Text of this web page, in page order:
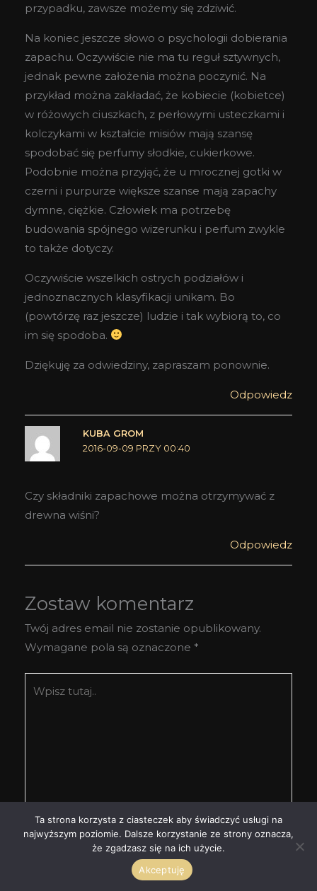
przypadku, zawsze możemy się zdziwić.
Na koniec jeszcze słowo o psychologii dobierania
zapachu. Oczywiście nie ma tu reguł sztywnych,
jednak pewne założenia można poczynić. Na
przykład można zakładać, że kobiecie (kobietce)
w różowych ciuszkach, z perłowymi usteczkami i
kolczykami w kształcie misiów mają szansę
spodobać się perfumy słodkie, cukierkowe.
Podobnie można przyjąć, że u mrocznej gotki w
czerni i purpurze większe szanse mają zapachy
dymne, ciężkie. Człowiek ma potrzebę
budowania spójnego wizerunku i perfum zwykle
to także dotyczy.
Oczywiście wszelkich ostrych podziałów i
jednoznacznych klasyfikacji unikam. Bo
(powtórzę raz jeszcze) ludzie i tak wybiorą to, co
im się spodoba.
Dziękuję za odwiedziny, zapraszam ponownie.
Odpowiedz
KUBA GROM
2016-09-09 PRZY 00:40
Czy składniki zapachowe można otrzymywać z
drewna wiśni?
Odpowiedz
Zostaw komentarz
Twój adres email nie zostanie opublikowany.
Wymagane pola są oznaczone *
tutaj..
Ta strona korzysta z ciasteczek aby świadczyć usługi na
najwyższym poziomie. Dalsze korzystanie ze strony oznacza,
że zgadzasz się na ich użycie.
Akceptuję